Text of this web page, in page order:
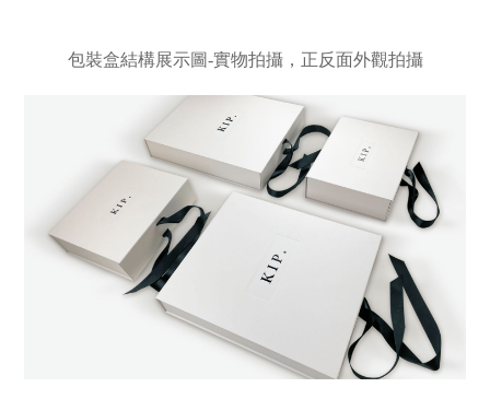
包裝盒結構展示圖-實物拍攝，正反面外觀拍攝